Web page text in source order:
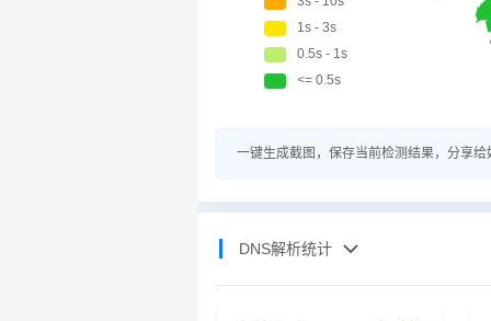
一键生成截图，保存当前检测结果，分享给
DNS解析统计